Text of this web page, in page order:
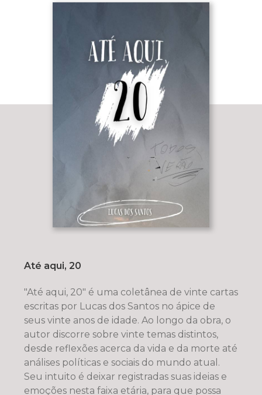
Até aqui, 20
"Até aqui, 20" é uma coletânea de vinte cartas
escritas por Lucas dos Santos no ápice de
seus vinte anos de idade. Ao longo da obra, o
autor discorre sobre vinte temas distintos,
desde reflexões acerca da vida e da morte até
análises políticas e sociais do mundo atual.
Seu intuito é deixar registradas suas ideias e
emoções nesta faixa etária, para que possa